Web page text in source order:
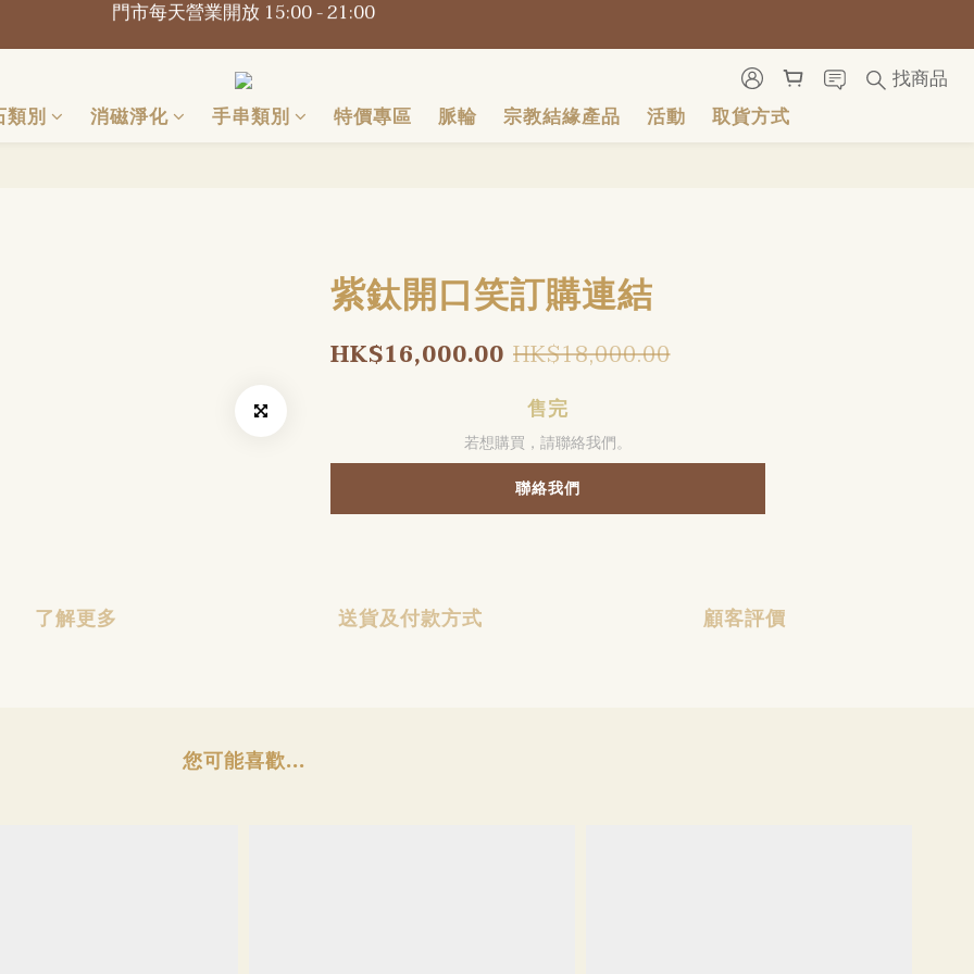
觀塘巧明街116-118號萬年工業大廈1樓O2Omall B1-B2號
觀塘巧明街116-118號萬年工業大廈1樓O2Omall B1-B2號
找商品
類別
消磁淨化 手串類別 特價專區 脈輪 宗教結緣產品 活動 取貨方式
紫鈦開口笑訂購連結
HK$16,000.00 HK$18,000.00
售完
若想購買，請聯絡我們。
聯絡我們
了解更多 送貨及付款方式 顧客評價
您可能喜歡...